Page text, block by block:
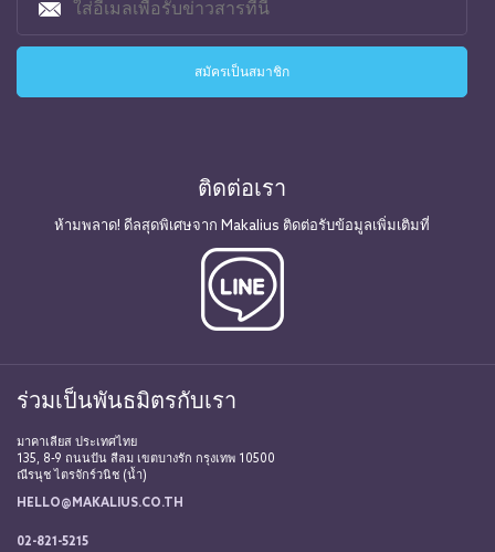
ติดต่อเรา
ห้ามพลาด! ดีลสุดพิเศษจาก Makalius ติดต่อรับข้อมูลเพิ่มเติมที่
ร่วมเป็นพันธมิตรกับเรา
มาคาเลียส ประเทศไทย
135, 8-9 ถนนปัน สีลม เขตบางรัก กรุงเทพ 10500
ณีรนุช ไตรจักร์วนิช (น้ำ)
HELLO@MAKALIUS.CO.TH
02-821-5215